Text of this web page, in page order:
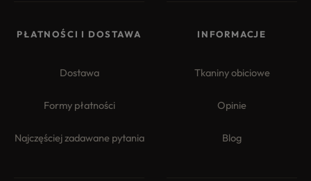
PŁATNOŚCI I DOSTAWA
Dostawa
Formy płatności
Najczęściej zadawane pytania
INFORMACJE
Tkaniny obiciowe
Opinie
Blog